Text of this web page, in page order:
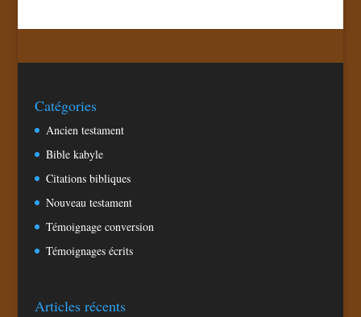
Catégories
Ancien testament
Bible kabyle
Citations bibliques
Nouveau testament
Témoignage conversion
Témoignages écrits
Articles récents